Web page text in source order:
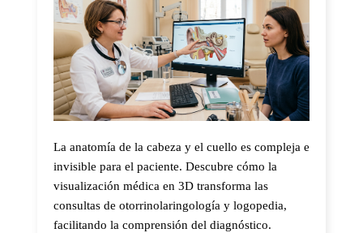
La anatomía de la cabeza y el cuello es compleja e
invisible para el paciente. Descubre cómo la
visualización médica en 3D transforma las
consultas de otorrinolaringología y logopedia,
facilitando la comprensión del diagnóstico.